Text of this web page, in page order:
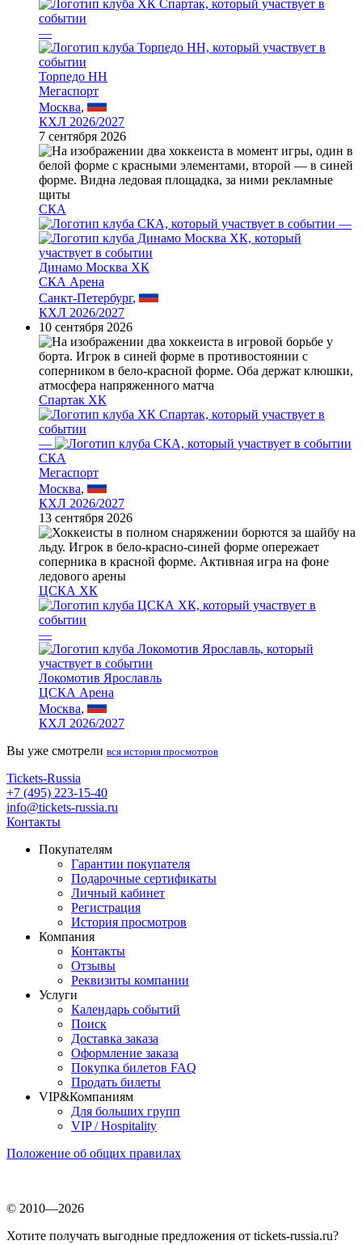
—
Торпедо НН
Мегаспорт
Москва,
КХЛ 2026/2027
7 сентября 2026
СКА
—
Динамо Москва ХК
СКА Арена
Санкт-Петербург,
КХЛ 2026/2027
10 сентября 2026
Спартак ХК
—
СКА
Мегаспорт
Москва,
КХЛ 2026/2027
13 сентября 2026
ЦСКА ХК
—
Локомотив Ярославль
ЦСКА Арена
Москва,
КХЛ 2026/2027
Вы уже смотрели вся история просмотров
Tickets-Russia
+7 (495) 223-15-40
info@tickets-russia.ru
Контакты
Покупателям
Гарантии покупателя
Подарочные сертификаты
Личный кабинет
Регистрация
История просмотров
Компания
Контакты
Отзывы
Реквизиты компании
Услуги
Календарь событий
Поиск
Доставка заказа
Оформление заказа
Покупка билетов FAQ
Продать билеты
VIP&Компаниям
Для больших групп
VIP / Hospitality
Положение об общих правилах
© 2010—2026
Хотите получать выгодные предложения от tickets-russia.ru?